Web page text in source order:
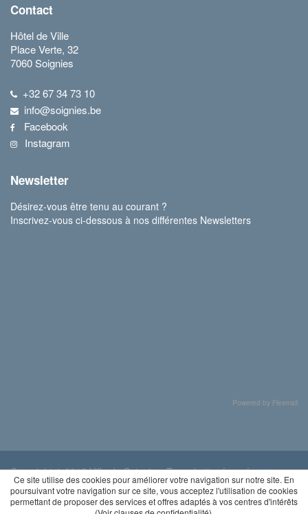
Contact
Hôtel de Ville
Place Verte, 32
7060 Soignies
+32 67 34 73 10
info@soignies.be
Facebook
Instagram
Newsletter
Désirez-vous être tenu au courant ?
Inscrivez-vous ci-dessous à nos différentes Newsletters
Powered by Flexmail
Copyright © 2015 Ville de Soignies. Tous droits réservés.Vie
privée
Ce site utilise des cookies pour améliorer votre navigation sur notre site. En
poursuivant votre navigation sur ce site, vous acceptez l'utilisation de cookies
permettant de proposer des services et offres adaptés à vos centres d'intérêts